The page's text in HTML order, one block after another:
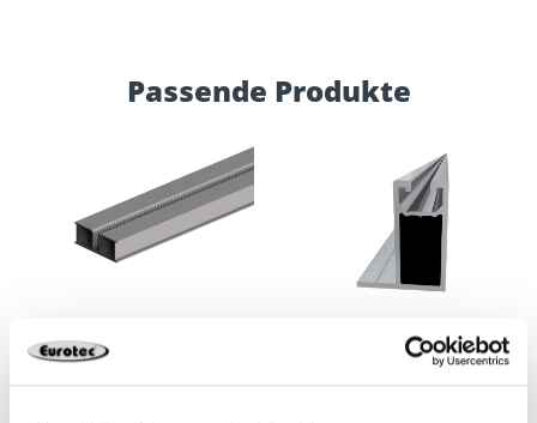
Passende Produkte
FLD-Montageprofil Montageprofil Combi